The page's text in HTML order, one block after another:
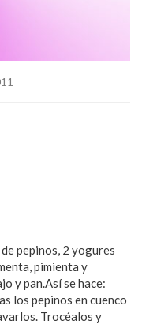
pepinos, 2 yogures
pimienta y
y pan.Así se hace:
los pepinos en cuenco
Trocéalos y